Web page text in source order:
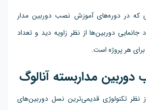
که در دوره‌های آموزش نصب دوربین مدار
دوربین‌ها از نظر زاویه دید و تعداد
هر پروژه است.
مداربسته آنالوگ
نظر تکنولوژی قدیمی‌ترین نسل دوربین‌های